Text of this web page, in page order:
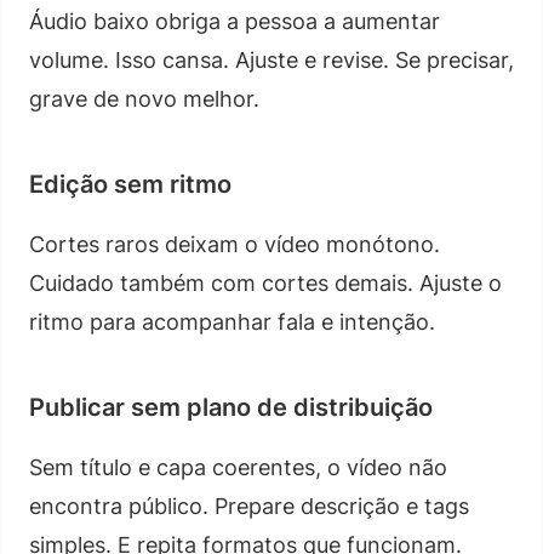
Áudio baixo obriga a pessoa a aumentar
volume. Isso cansa. Ajuste e revise. Se precisar,
grave de novo melhor.
Edição sem ritmo
Cortes raros deixam o vídeo monótono.
Cuidado também com cortes demais. Ajuste o
ritmo para acompanhar fala e intenção.
Publicar sem plano de distribuição
Sem título e capa coerentes, o vídeo não
encontra público. Prepare descrição e tags
simples. E repita formatos que funcionam.